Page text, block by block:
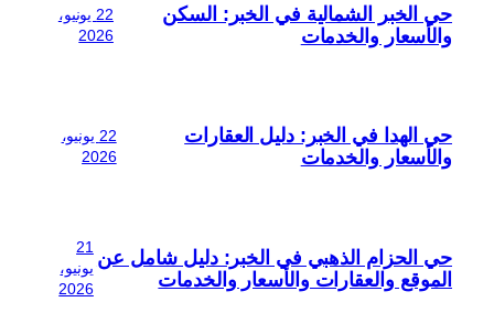
حي الخبر الشمالية في الخبر: السكن
والأسعار والخدمات
22 يونيو،
2026
حي الهدا في الخبر: دليل العقارات
والأسعار والخدمات
22 يونيو،
2026
حي الحزام الذهبي في الخبر: دليل شامل عن
الموقع والعقارات والأسعار والخدمات
21
يونيو،
2026